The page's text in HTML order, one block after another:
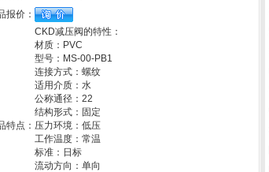
报价：
特点：
CKD减压阀的特性：
材质：PVC
型号：MS-00-PB1
连接方式：螺纹
适用介质：水
公称通径：22
结构形式：固定
压力环境：低压
工作温度：常温
标准：日标
流动方向：单向